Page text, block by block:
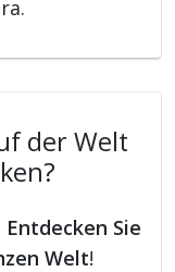
der Welt
Entdecken Sie
Welt!